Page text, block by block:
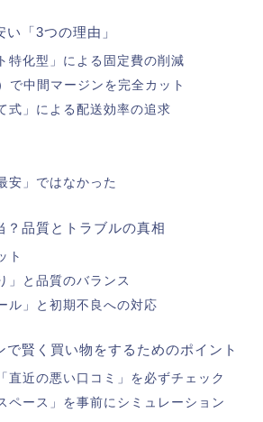
「3つの理由」
特化型」による固定費の削減
で中間マージンを完全カット
式」による配送効率の追求
安」ではなかった
？品質とトラブルの真相
ト
」と品質のバランス
ル」と初期不良への対応
賢く買い物をするためのポイント
直近の悪い口コミ」を必ずチェック
ペース」を事前にシミュレーション